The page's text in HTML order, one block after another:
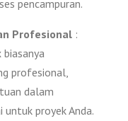
pencampuran.
Profesional :
biasanya
profesional,
dalam
proyek Anda.